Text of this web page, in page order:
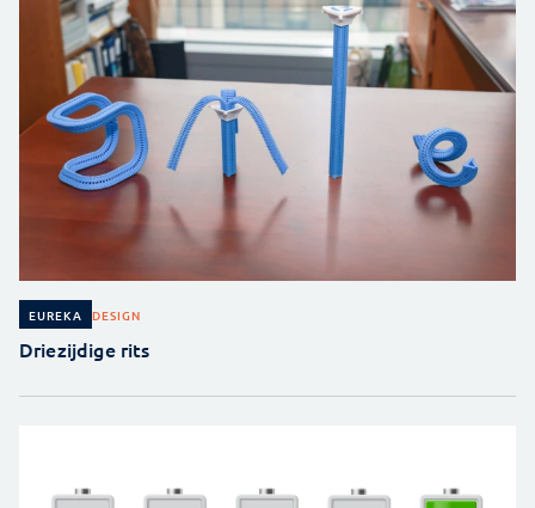
EUREKA DESIGN
Driezijdige rits